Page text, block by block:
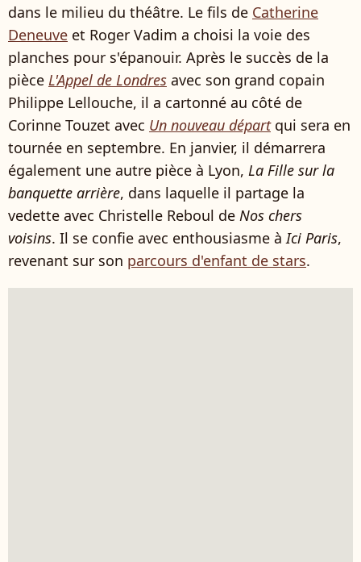
dans le milieu du théâtre. Le fils de Catherine
Deneuve et Roger Vadim a choisi la voie des
planches pour s'épanouir. Après le succès de la
pièce L'Appel de Londres avec son grand copain
Philippe Lellouche, il a cartonné au côté de
Corinne Touzet avec Un nouveau départqui sera en
tournée en septembre. En janvier, il démarrera
également une autre pièce à Lyon, La Fille sur la
banquette arrière, dans laquelle il partage la
vedette avec Christelle Reboul de Nos chers
voisins. Il se confie avec enthousiasme à Ici Paris,
revenant sur son parcours d'enfant de stars.